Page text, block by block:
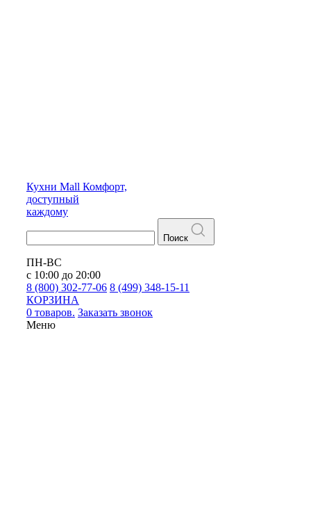
Кухни Mall Комфорт,
доступный
каждому
Поиск
ПН-ВС
с 10:00 до 20:00
8 (800) 302-77-06 8 (499) 348-15-11
КОРЗИНА
0 товаров. Заказать звонок
Меню